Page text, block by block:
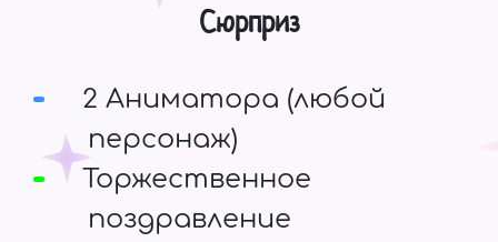
Сюрприз
2 Аниматора (любой
персонаж)
Торжественное
поздравление